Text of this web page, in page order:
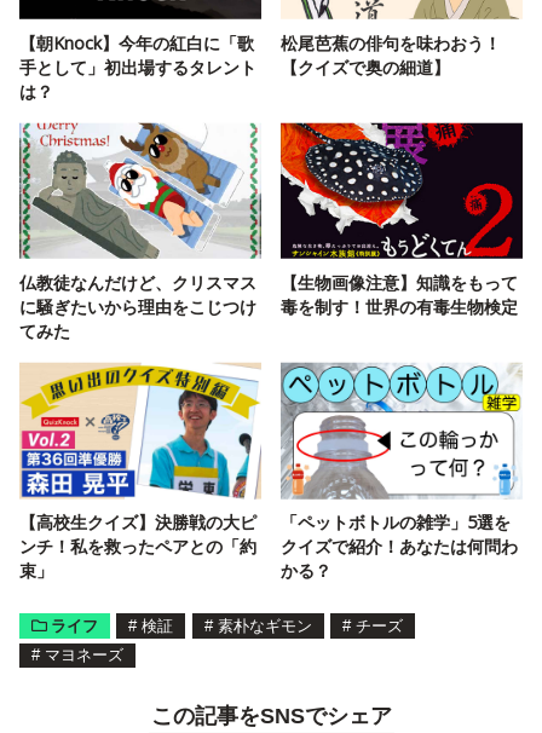
【朝Knock】今年の紅白に「歌
手として」初出場するタレント
は？
松尾芭蕉の俳句を味わおう！
【クイズで奥の細道】
仏教徒なんだけど、クリスマス
に騒ぎたいから理由をこじつけ
てみた
【生物画像注意】知識をもって
毒を制す！世界の有毒生物検定
【高校生クイズ】決勝戦の大ピ
ンチ！私を救ったペアとの「約
束」
「ペットボトルの雑学」5選を
クイズで紹介！あなたは何問わ
かる？
ライフ # 検証 # 素朴なギモン # チーズ
# マヨネーズ
この記事をSNSでシェア